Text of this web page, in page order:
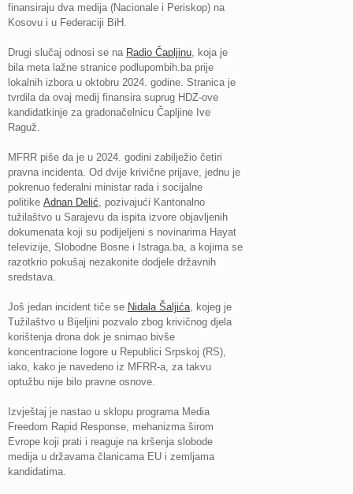
finansiraju dva medija (Nacionale i Periskop) na
Kosovu i u Federaciji BiH.
Drugi slučaj odnosi se na Radio Čapljinu , koja je
bila meta lažne stranice podlupombih.ba prije
lokalnih izbora u oktobru 2024. godine. Stranica je
tvrdila da ovaj medij finansira suprug HDZ-ove
kandidatkinje za gradonačelnicu Čapljine Ive
Raguž.
MFRR piše da je u 2024. godini zabilježio četiri
pravna incidenta. Od dvije krivične prijave, jednu je
pokrenuo federalni ministar rada i socijalne
politike Adnan Delić , pozivajući Kantonalno
tužilaštvo u Sarajevu da ispita izvore objavljenih
dokumenata koji su podijeljeni s novinarima Hayat
televizije, Slobodne Bosne i Istraga.ba, a kojima se
razotkrio pokušaj nezakonite dodjele državnih
sredstava.
Još jedan incident tiče se Nidala Šaljića , kojeg je
Tužilaštvo u Bijeljini pozvalo zbog krivičnog djela
korištenja drona dok je snimao bivše
koncentracione logore u Republici Srpskoj (RS),
iako, kako je navedeno iz MFRR-a, za takvu
optužbu nije bilo pravne osnove.
Izvještaj je nastao u sklopu programa Media
Freedom Rapid Response, mehanizma širom
Evrope koji prati i reaguje na kršenja slobode
medija u državama članicama EU i zemljama
kandidatima.